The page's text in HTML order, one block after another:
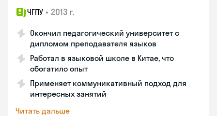
ЧГПУ • 2013 г.
Окончил педагогический университет с
дипломом преподавателя языков
Работал в языковой школе в Китае, что
обогатило опыт
Применяет коммуникативный подход для
интересных занятий
Читать дальше